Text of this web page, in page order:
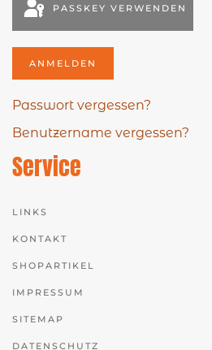
PASSKEY VERWENDEN
ANMELDEN
Passwort vergessen?
Benutzername vergessen?
Service
LINKS
KONTAKT
SHOPARTIKEL
IMPRESSUM
SITEMAP
DATENSCHUTZ